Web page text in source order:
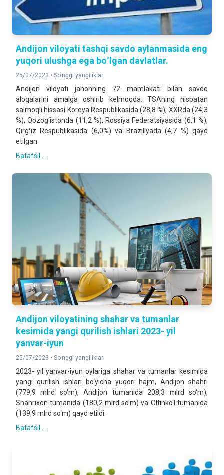
Andijon viloyati tashqi savdo aylanmasida eng
yuqori ulushga ega boʻlgan davlatlar.
25/07/2023 • So'nggi yangiliklar
Andijon viloyati jahonning 72 mamlakati bilan savdo
aloqalarini amalga oshirib kelmoqda. TSAning nisbatan
salmoqli hissasi Koreya Respublikasida (28,8 %), XXRda (24,3
%), Qozog‘istonda (11,2 %), Rossiya Federatsiyasida (6,1 %),
Qirgʻiz Respublikasida (6,0%) va Braziliyada (4,7 %) qayd
etilgan
Batafsil ...
Andijon viloyatining shahar va tumanlar
kesimida yangi qurilish ishlari 2023- yil
yanvar-iyun
25/07/2023 • So'nggi yangiliklar
2023- yil yanvar-iyun oylariga shahar va tumanlar kesimida
yangi qurilish ishlari bo‘yicha yuqori hajm, Andijon shahri
(779,9 mlrd so‘m), Andijon tumanida 208,3 mlrd so‘m),
Shahrixon tumanida (180,2 mlrd so‘m) va Oltinko‘l tumanida
(139,9 mlrd so‘m) qayd etildi.
Batafsil ...